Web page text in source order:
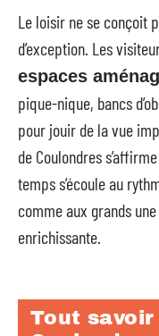
Le loisir ne se conçoit
d’exception. Les
espaces
pique-nique, bancs
pour jouir de la vue
de Coulondres
temps s’écoule au
comme aux grands
enrichissante.
Tout